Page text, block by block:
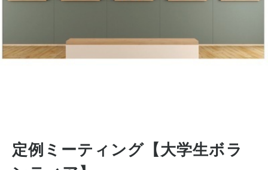
定例ミーティング【大学生ボラ